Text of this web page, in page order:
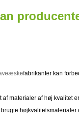
fabrikanter kan
af materialer af høj kvalitet